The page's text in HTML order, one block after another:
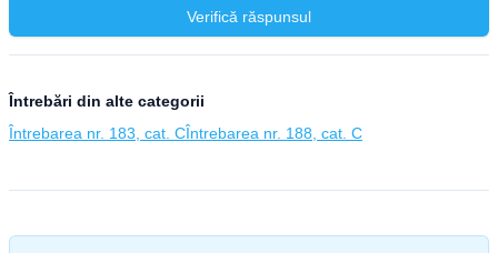
Verifică răspunsul
Întrebări din alte categorii
Întrebarea nr. 183, cat. CÎntrebarea nr. 188, cat. C